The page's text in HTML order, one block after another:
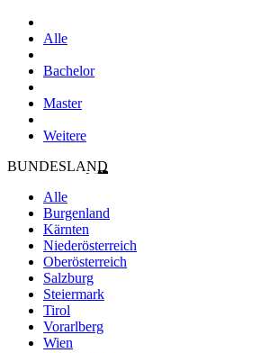
Alle
Bachelor
Master
Weitere
BUNDESLAND
Alle
Burgenland
Kärnten
Niederösterreich
Oberösterreich
Salzburg
Steiermark
Tirol
Vorarlberg
Wien